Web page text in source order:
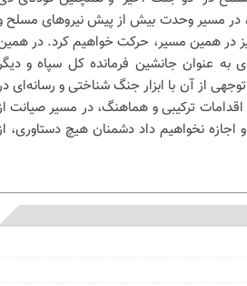
در مسیر وحدت بیش از پیش نیروهای مسلح
در همین مسیر، حرکت خواهیم کرد. در
به عنوان جانشین فرمانده کل سپاه و
از آن با ابزار جنگ شناختی و رسانه‌ای
ترکیبی و هماهنگ، در مسیر صیانت
نخواهیم داد دشمنان هیچ دستاوری،